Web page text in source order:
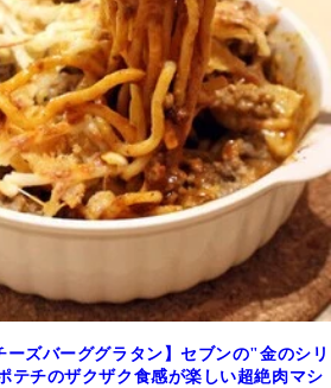
ーズバーググラタン】セブンの"金のシリ
テチのザクザク食感が楽しい超絶肉マシ